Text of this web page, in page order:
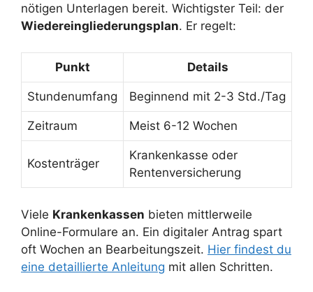
nötigen Unterlagen bereit. Wichtigster Teil: der
Wiedereingliederungsplan. Er regelt:
Punkt Details
Stundenumfang Beginnend mit 2-3 Std./Tag
Zeitraum Meist 6-12 Wochen
Kostenträger
Krankenkasse oder
Rentenversicherung
Viele Krankenkassen bieten mittlerweile
Online-Formulare an. Ein digitaler Antrag spart
oft Wochen an Bearbeitungszeit. Hier findest du
eine detaillierte Anleitung mit allen Schritten.